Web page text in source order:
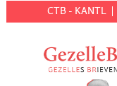
CTB - KANTL